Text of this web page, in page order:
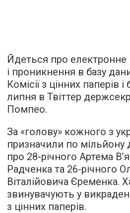
Йдеться про електронне
і проникнення в базу
Комісії з цінних паперів
липня в Твіттер
Помпео.
За «голову» кожного з
призначили по мільйону
про 28-річного Артема
Радченка та 26-річного
Віталійовича Єременка.
звинувачують у
з цінних паперів.